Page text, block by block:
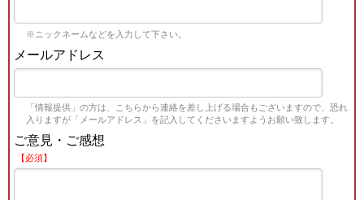
※ニックネームなどを入力して下さい。
メールアドレス
「情報提供」の方は、こちらから連絡を差し上げる場合もございますので、恐れ
入りますが「メールアドレス」を記入してくださいますようお願い致します。
ご意見・ご感想
【必須】